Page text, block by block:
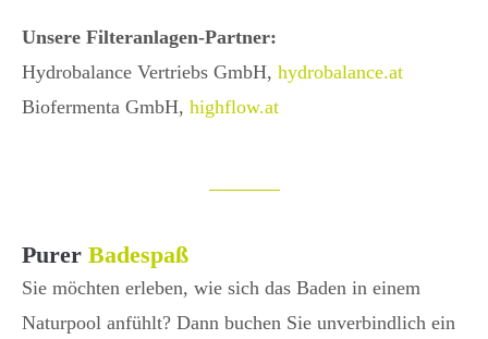
Unsere Filteranlagen-Partner:
Hydrobalance Vertriebs GmbH,hydrobalance.at
Biofermenta GmbH,highflow.at
PurerBadespaß
Sie möchten erleben, wie sich das Baden in einem
Naturpool anfühlt? Dann buchen Sie unverbindlich ein